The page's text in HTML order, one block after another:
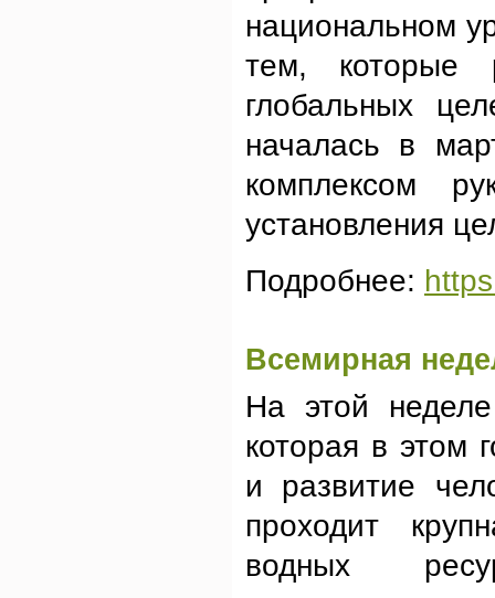
национальном
тем, которые
глобальных
началась в
комплексом
установления
Подробнее:
Всемирная
На этой
которая в этом
и развитие
проходит
водных